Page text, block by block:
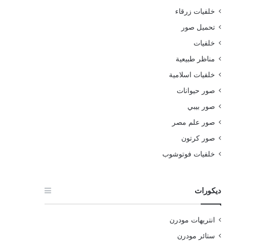
خلفيات زرقاء
تحميل صور
خلفيات
مناظر طبيعية
خلفيات اسلامية
صور حيوانات
صور بيبي
صور علم مصر
صور كرتون
خلفيات فوتوشوب
ديكورات
انتريهات مودرن
ستائر مودرن